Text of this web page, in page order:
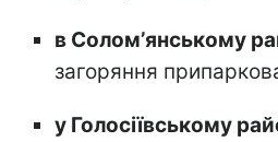
в Соломʼянському
загоряння
у Голосіївському